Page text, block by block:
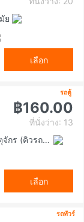
ย
เลือก
รถตู้
฿160.00
ที่นั่งว่าง: 13
สถานีเดินรถโดยสารขนาดเล็ก จตุจักร (คิวรถตู้หมอชิต 2)
เลือก
รถทัวร์